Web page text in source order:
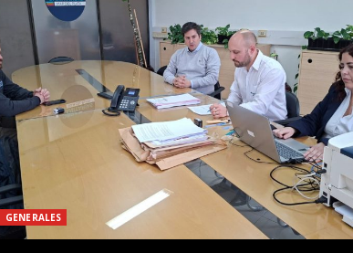
GENERALES